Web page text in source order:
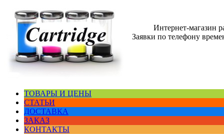
Интернет-магазин
Заявки по телефону
ТОВАРЫ И ЦЕНЫ
СТАТЬИ
ДОСТАВКА
ЗАКАЗ
КОНТАКТЫ